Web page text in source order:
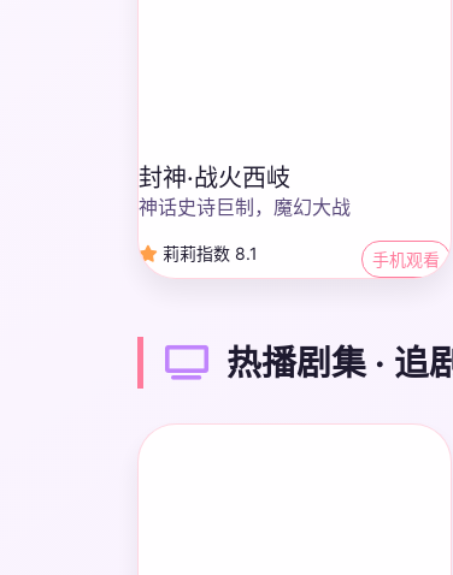
封神·战火西岐
神话史诗巨制，魔幻大战
莉莉指数 8.1 手机观看
热播剧集 · 追